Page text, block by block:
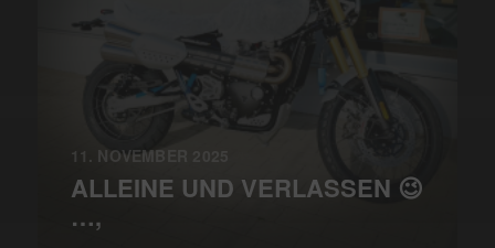
11. NOVEMBER 2025
ALLEINE UND VERLASSEN 😉
…,